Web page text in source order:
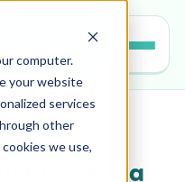
computer.
your website
services
other
we use,
como a